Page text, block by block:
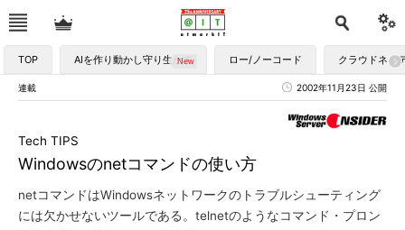
TOP AIを作り動かし守り生かす ロー/ノーコード クラウドネイ
連載 2002年11月23日 公開
Windowsのnetコマンドの使い方
Tech TIPS
netコマンドはWindowsネットワークのトラブルシューティング
には欠かせないツールである。telnetのようなコマンド・プロン